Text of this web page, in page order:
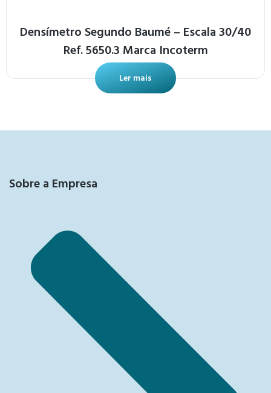
Densímetro Segundo Baumé – Escala 30/40
Ref. 5650.3 Marca Incoterm
Ler mais
Sobre a Empresa